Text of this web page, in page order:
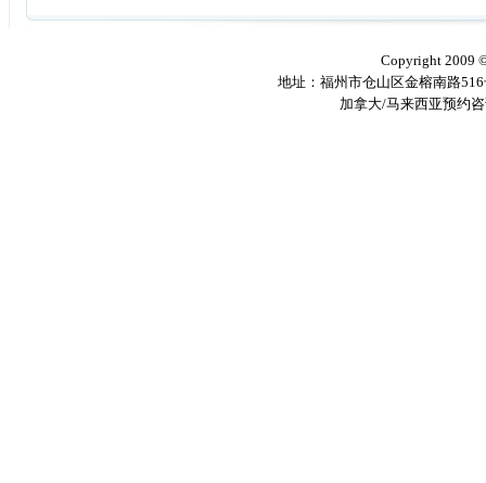
Copyright 2009
地址：福州市仓山区金榕南路
加拿大/马来西亚预约